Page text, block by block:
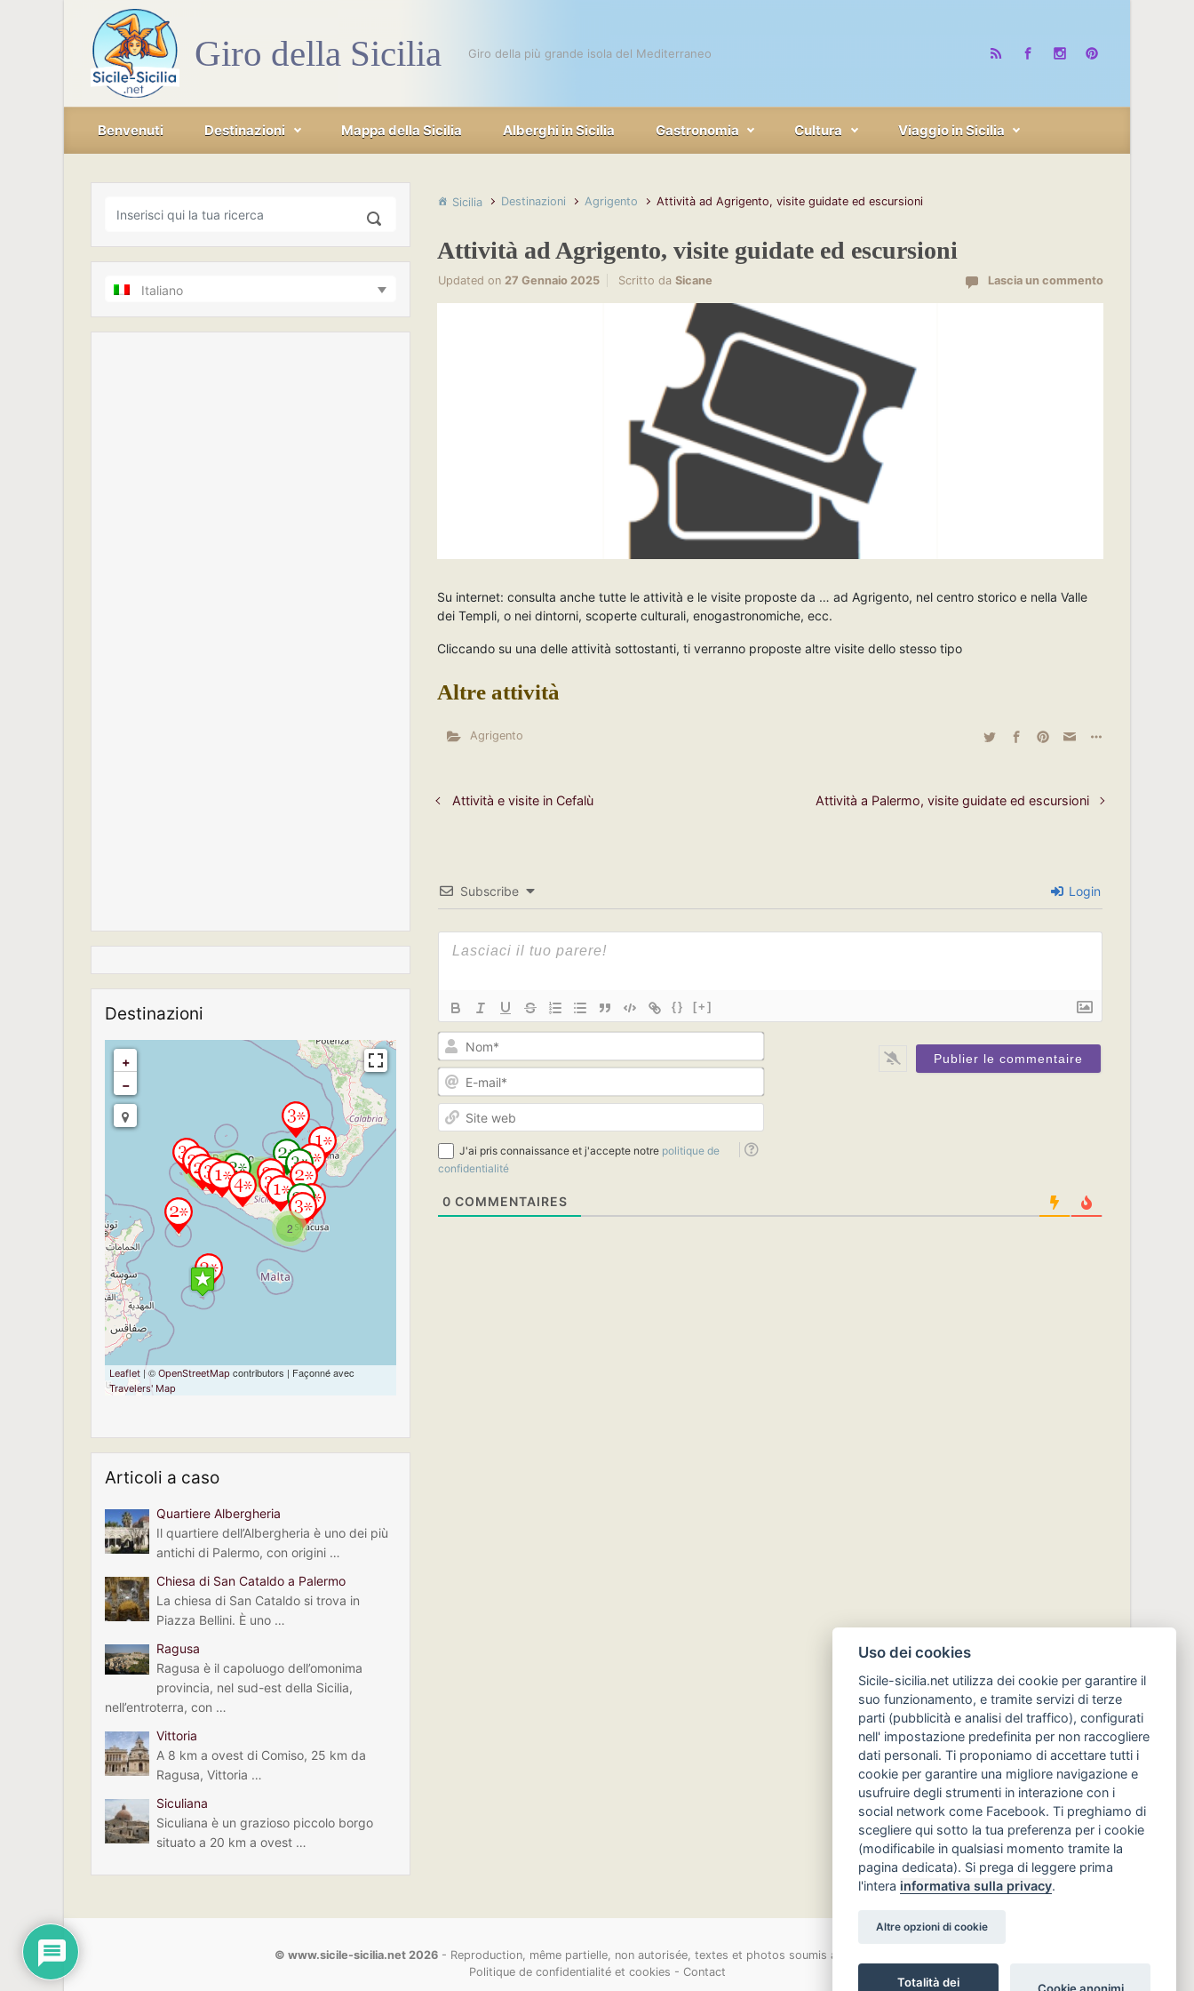
Skip to main content
Giro della Sicilia Giro della più grande isola del Mediterraneo
Benvenuti Destinazioni Mappa della Sicilia Alberghi in Sicilia Gastronomia Cultura Viaggio in Sicilia
Sicilia Destinazioni Agrigento Attività ad Agrigento, visite guidate ed escursioni
Attività ad Agrigento, visite guidate ed escursioni
Updated on 27 Gennaio 2025 Scritto da Sicane Lascia un commento
Su internet: consulta anche tutte le attività e le visite proposte da … ad Agrigento, nel centro storico e nella Valle
dei Templi, o nei dintorni, scoperte culturali, enogastronomiche, ecc.
Cliccando su una delle attività sottostanti, ti verranno proposte altre visite dello stesso tipo
Altre attività
Agrigento
Attività e visite in Cefalù Attività a Palermo, visite guidate ed escursioni
Subscribe Login
{} [+]
o
*-
ai
b
J'ai pris connaissance et j'accepte notre politique de
confidentialité
0 COMMENTAIRES
Italiano
Destinazioni
Travelers' Map is loading...
If you see this after your page
is loaded completely,
leafletJS files are missing.
2
2
2 2
2
+
−
Leaflet | ©OpenStreetMap contributors | Façonné avec
Travelers' Map
Articoli a caso
Quartiere Albergheria
Il quartiere dell’Albergheria è uno dei più
antichi di Palermo, con origini …
Chiesa di San Cataldo a Palermo
La chiesa di San Cataldo si trova in
Piazza Bellini. È uno …
Ragusa
Ragusa è il capoluogo dell’omonima
provincia, nel sud-est della Sicilia,
nell’entroterra, con …
Vittoria
A 8 km a ovest di Comiso, 25 km da
Ragusa, Vittoria …
Siculiana
Siculiana è un grazioso piccolo borgo
situato a 20 km a ovest …
© www.sicile-sicilia.net 2026 - Reproduction, même partielle, non autorisée, textes et photos soumis au droit d'auteur
Politique de confidentialité et cookies - Contact
Uso dei cookies
Sicile-sicilia.net utilizza dei cookie per garantire il
suo funzionamento, e tramite servizi di terze
parti (pubblicità e analisi del traffico), configurati
nell' impostazione predefinita per non raccogliere
dati personali. Ti proponiamo di accettare tutti i
cookie per garantire una migliore navigazione e
usufruire degli strumenti in interazione con i
social network come Facebook. Ti preghiamo di
scegliere qui sotto la tua preferenza per i cookie
(modificabile in qualsiasi momento tramite la
pagina dedicata). Si prega di leggere prima
l'intera informativa sulla privacy.
Altre opzioni di cookie
Totalità dei